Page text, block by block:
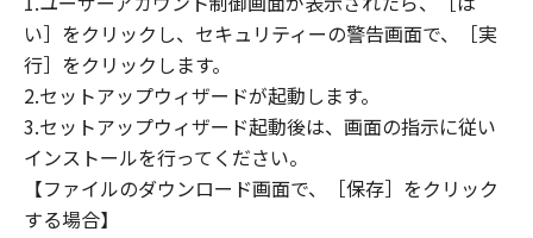
SHALL EITHER CANON, CANON'S
SUBSIDIARIES OR AFFILIATES, THEIR
DISTRIBUTORS DEALERS OR CANON'S
LICENSORS BE LIABLE FOR ANY DAMAGES
WHATSOEVER (INCLUDING WITHOUT
LIMITATION, LOSS OF BUSINESS PROFITS,
LOSS OF BUSINESS INFORMATION, LOSS OF
い］をクリックし、セキュリティーの警告画面で、［実
行］をクリックします。
2.セットアップウィザードが起動します。
3.セットアップウィザード起動後は、画面の指示に従い
インストールを行ってください。
【ファイルのダウンロード画面で、［保存］をクリック
する場合】